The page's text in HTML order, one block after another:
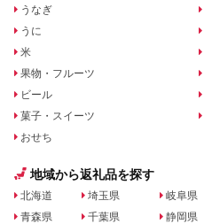
うなぎ
うに
米
果物・フルーツ
ビール
菓子・スイーツ
おせち
地域から返礼品を探す
北海道
青森県
埼玉県
千葉県
岐阜県
静岡県